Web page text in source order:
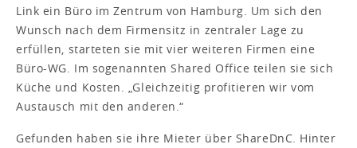
Link ein Büro im Zentrum von Hamburg. Um sich den
Wunsch nach dem Firmensitz in zentraler Lage zu
erfüllen, starteten sie mit vier weiteren Firmen eine
Büro-WG. Im sogenannten Shared Office teilen sie sich
Küche und Kosten. „Gleichzeitig profitieren wir vom
Austausch mit den anderen.“
Gefunden haben sie ihre Mieter über ShareDnC. Hinter